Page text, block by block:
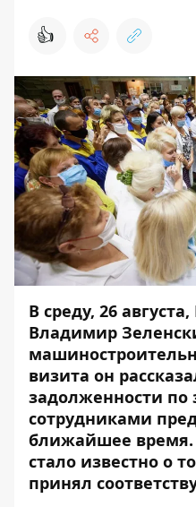
👍
В среду, 26 августа,
Владимир
визита он
задолженности по
сотрудниками
ближайшее
стало известно о
принял